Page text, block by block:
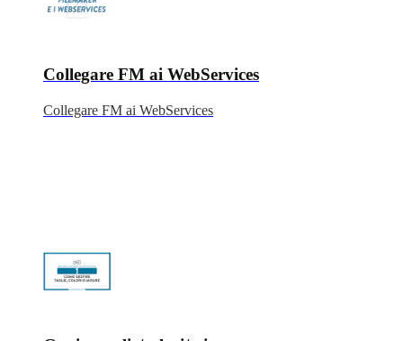
Collegare FM ai WebServices
Collegare FM ai WebServices